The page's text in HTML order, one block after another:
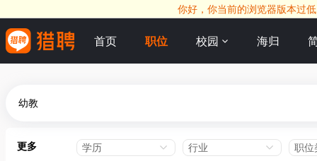
你好，你当前的浏览器版本过
首页 职位 校园 海归
更多 学历 行业 职位